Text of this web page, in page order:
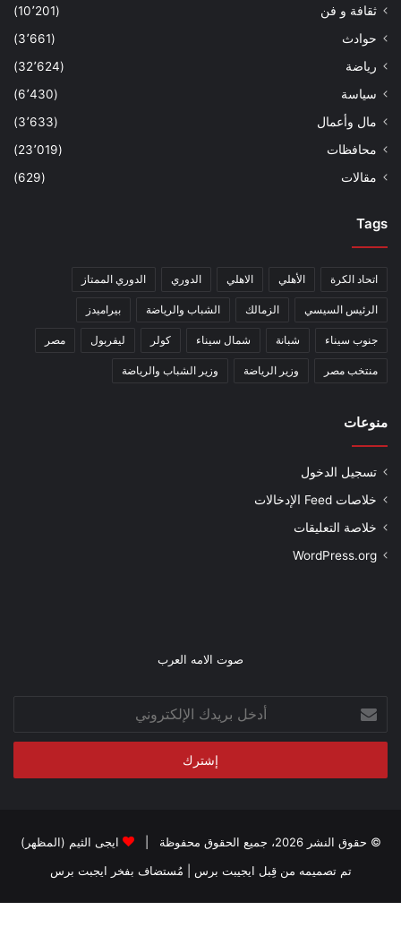
ثقافة و فن
(10٬201)
حوادث
(3٬661)
رياضة
(32٬624)
سياسة
(6٬430)
مال وأعمال
(3٬633)
محافظات
(23٬019)
مقالات
(629)
Tags
اتحاد الكرة الأهلي الاهلي الدوري الدوري الممتاز
الرئيس السيسي الزمالك الشباب والرياضة بيراميدز
جنوب سيناء شبانة شمال سيناء كولر ليفربول مصر
منتخب مصر وزير الرياضة وزير الشباب والرياضة
منوعات
تسجيل الدخول
خلاصات Feed الإدخالات
خلاصة التعليقات
WordPress.org
صوت الامه العرب
بريدك
الإلكتروني
© حقوق النشر 2026، جميع الحقوق محفوظة |
ايجى الثيم (المظهر)
تم تصميمه من قِبل ايجيبت برس | مُستضاف بفخر ايجبت برس